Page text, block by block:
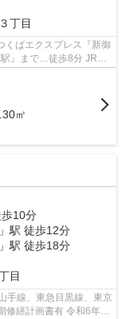
３丁目
』まで…徒歩8分 JR山
㎡
歩10分
」駅 徒歩12分
」駅 徒歩18分
目